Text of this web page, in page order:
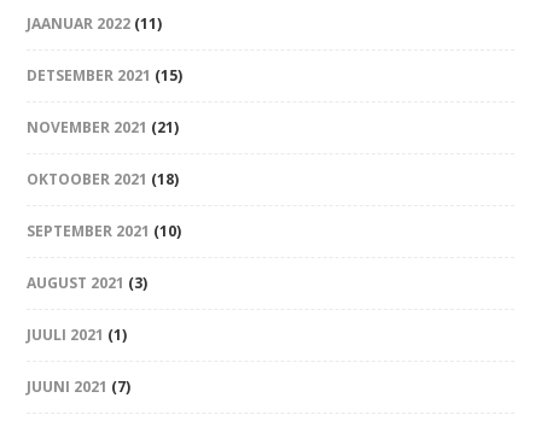
JAANUAR 2022 (11)
DETSEMBER 2021 (15)
NOVEMBER 2021 (21)
OKTOOBER 2021 (18)
SEPTEMBER 2021 (10)
AUGUST 2021 (3)
JUULI 2021 (1)
JUUNI 2021 (7)